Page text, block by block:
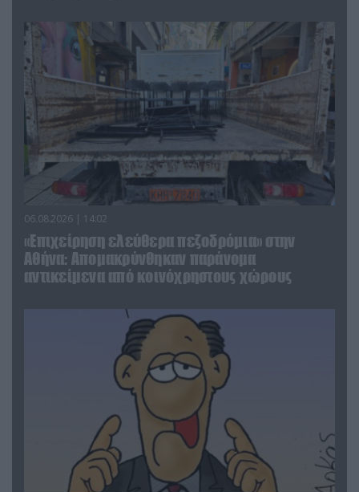
06.08.2026 | 14:02
«Επιχείρηση ελεύθερα πεζοδρόμια» στην
Αθήνα: Απομακρύνθηκαν παράνομα
αντικείμενα από κοινόχρηστους χώρους